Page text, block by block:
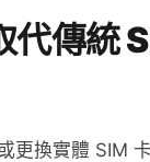
代傳統
更換實體 SIM